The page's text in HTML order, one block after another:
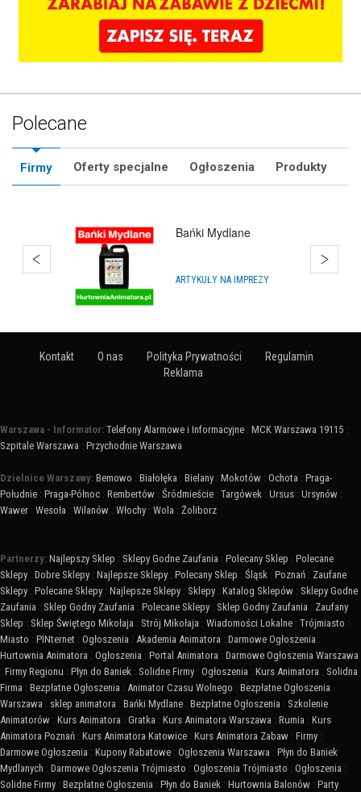
Polecane
Firmy Oferty specjalne Ogłoszenia Produkty
Q'Joy - Bańki Mydlane
ARTYKUŁY NA IMPREZY
Kontakt O nas Polityka Prywatności
Regulamin
Reklama
Warszawa - Informator: Telefony Alarmowe i Informacyjne : MCK Warszawa 19115 :
Szpitale Warszawa : Przychodnie Warszawa
Dzielnice Warszawy: Bemowo : Białołęka : Bielany : Mokotów : Ochota : Praga-
Południe : Praga-Północ : Rembertów : Śródmieście : Targówek : Ursus : Ursynów :
Wawer : Wesoła : Wilanów : Włochy : Wola : Żoliborz
Partnerzy: Najlepszy Sklep : Sklepy Godne Zaufania : Polecany Sklep : Polecane
Sklepy : Dobre Sklepy : Najlepsze Sklepy : Polecany Sklep : Śląsk : Poznań : Zaufane
Sklepy : Polecane Sklepy : Najlepsze Sklepy : Sklepy : Katalog Sklepów : Sklepy Godne
Zaufania : Sklep Godny Zaufania : Polecane Sklepy : Sklep Godny Zaufania : Zaufany
Sklep : Sklep Świętego Mikołaja : Strój Mikołaja : Wiadomości Lokalne : Trójmiasto :
Miasto : PINternet : Ogłoszenia : Akademia Animatora : Darmowe Ogłoszenia :
Hurtownia Animatora : Ogłoszenia : Portal Animatora : Darmowe Ogłoszenia Warszawa
: Firmy Regionu : Płyn do Baniek : Solidne Firmy : Ogłoszenia : Kurs Animatora : Solidna
Firma : Bezpłatne Ogłoszenia : Animator Czasu Wolnego : Bezpłatne Ogłoszenia
Warszawa : sklep animatora : Bańki Mydlane : Bezpłatne Ogłoszenia : Szkolenie
Animatorów : Kurs Animatora : Gratka : Kurs Animatora Warszawa : Rumia : Kurs
Animatora Poznań : Kurs Animatora Katowice : Kurs Animatora Zabaw : Firmy :
Darmowe Ogłoszenia : Kupony Rabatowe : Ogłoszenia Warszawa : Płyn do Baniek
Mydlanych : Darmowe Ogłoszenia Trójmiasto : Ogłoszenia Trójmiasto : Ogłoszenia :
Solidne Firmy : Bezpłatne Ogłoszenia : Płyn do Baniek : Hurtownia Balonów : Party